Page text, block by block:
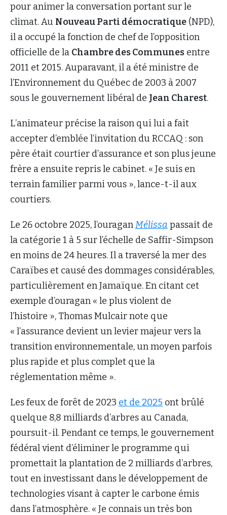
pour animer la conversation portant sur le
climat. Au Nouveau Parti démocratique (NPD),
il a occupé la fonction de chef de l’opposition
officielle de la Chambre des Communes entre
2011 et 2015. Auparavant, il a été ministre de
l’Environnement du Québec de 2003 à 2007
sous le gouvernement libéral de Jean Charest.
L’animateur précise la raison qui lui a fait
accepter d’emblée l’invitation du RCCAQ : son
père était courtier d’assurance et son plus jeune
frère a ensuite repris le cabinet. « Je suis en
terrain familier parmi vous », lance-t-il aux
courtiers.
Le 26 octobre 2025, l’ouraganMélissa passait de
la catégorie 1 à 5 sur l’échelle de Saffir-Simpson
en moins de 24 heures. Il a traversé la mer des
Caraïbes et causé des dommages considérables,
particulièrement en Jamaïque. En citant cet
exemple d’ouragan « le plus violent de
l’histoire », Thomas Mulcair note que
« l’assurance devient un levier majeur vers la
transition environnementale, un moyen parfois
plus rapide et plus complet que la
réglementation même ».
Les feux de forêt de 2023 et de 2025 ont brûlé
quelque 8,8 milliards d’arbres au Canada,
poursuit-il. Pendant ce temps, le gouvernement
fédéral vient d’éliminer le programme qui
promettait la plantation de 2 milliards d’arbres,
tout en investissant dans le développement de
technologies visant à capter le carbone émis
dans l’atmosphère. « Je connais un très bon